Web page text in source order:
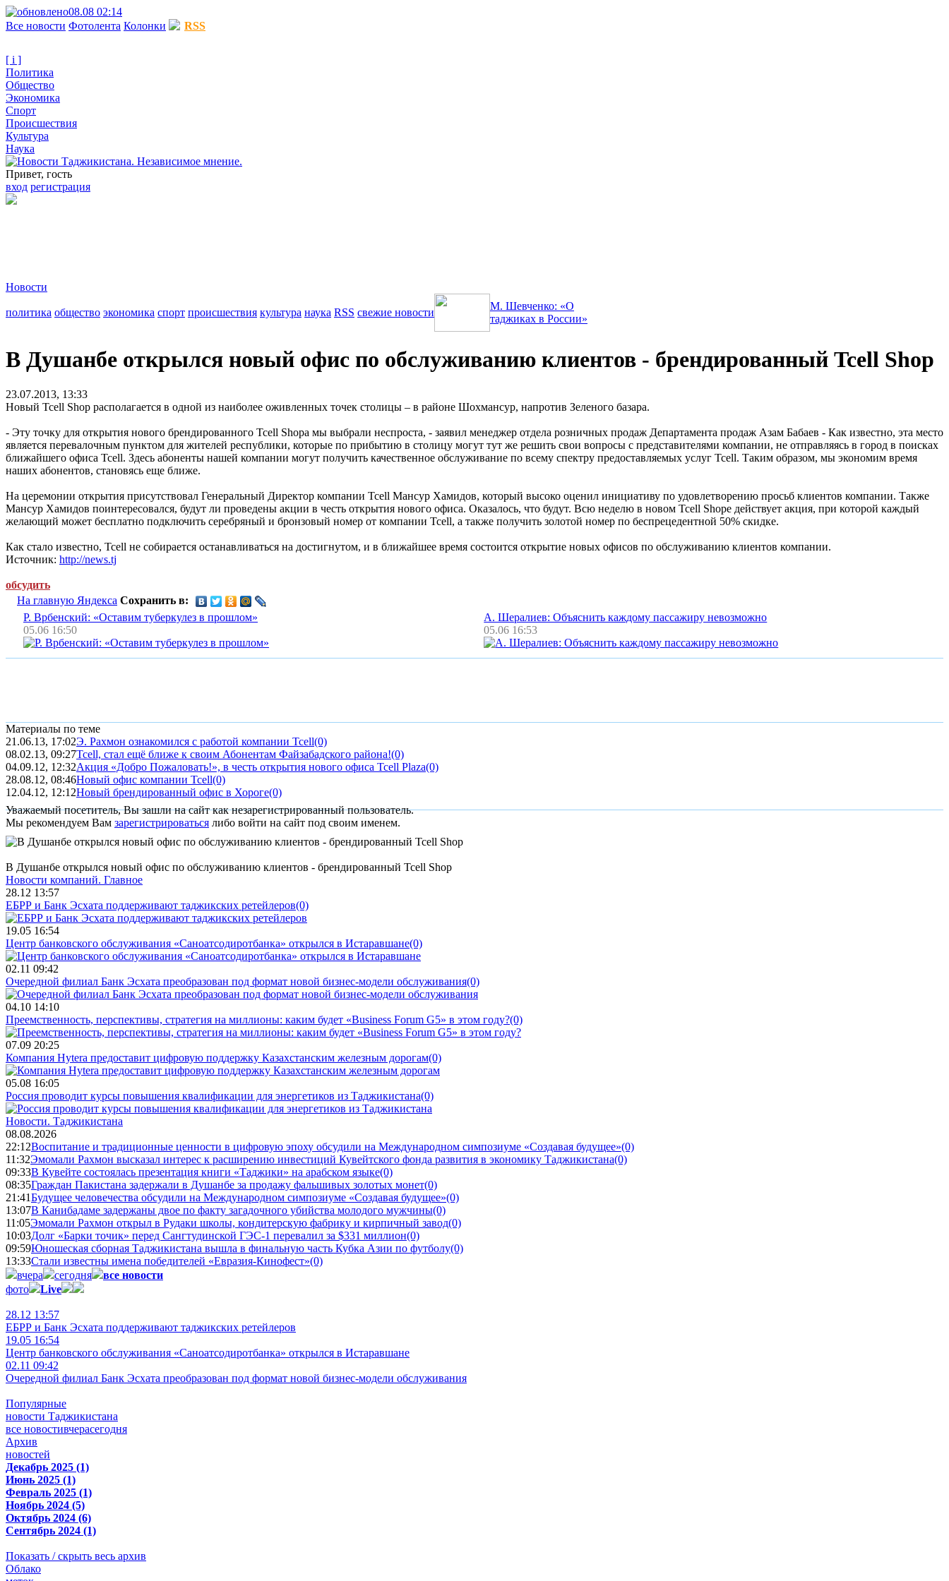
08.08 02:14
Все новости Фотолента Колонки RSS
[ i ]
Политика
Общество
Экономика
Спорт
Происшествия
Культура
Наука
Привет, гость
вход регистрация
Новости
политика общество экономика спорт происшествия культура наука RSS свежие новости
М. Шевченко: «О
таджиках в России»
В Душанбе открылся новый офис по обслуживанию клиентов - брендированный Tcell Shop
23.07.2013, 13:33
Новый Tcell Shop располагается в одной из наиболее оживленных точек столицы – в районе Шохмансур, напротив Зеленого базара.
- Эту точку для открытия нового брендированного Tcell Shopа мы выбрали неспроста, - заявил менеджер отдела розничных продаж Департамента продаж Азам Бабаев - Как известно, эта место
является перевалочным пунктом для жителей республики, которые по прибытию в столицу могут тут же решить свои вопросы с представителями компании, не отправляясь в город в поисках
ближайшего офиса Tcell. Здесь абоненты нашей компании могут получить качественное обслуживание по всему спектру предоставляемых услуг Tcell. Таким образом, мы экономим время
наших абонентов, становясь еще ближе.
На церемонии открытия присутствовал Генеральный Директор компании Tcell Мансур Хамидов, который высоко оценил инициативу по удовлетворению просьб клиентов компании. Также
Мансур Хамидов поинтересовался, будут ли проведены акции в честь открытия нового офиса. Оказалось, что будут. Всю неделю в новом Tcell Shope действует акция, при которой каждый
желающий может бесплатно подключить серебряный и бронзовый номер от компании Tcell, а также получить золотой номер по беспрецедентной 50% скидке.
Как стало известно, Tcell не собирается останавливаться на достигнутом, и в ближайшее время состоится открытие новых офисов по обслуживанию клиентов компании.
Источник: http://news.tj
обсудить
На главную Яндекса Сохранить в:
Р. Врбенский: «Оставим туберкулез в прошлом»
05.06 16:50
А. Шералиев: Объяснить каждому пассажиру невозможно
05.06 16:53
Материалы по теме
21.06.13, 17:02Э. Рахмон ознакомился с работой компании Tcell(0)
08.02.13, 09:27Tcell, стал ещё ближе к своим Абонентам Файзабадского района!(0)
04.09.12, 12:32Акция «Добро Пожаловать!», в честь открытия нового офиса Tcell Plaza(0)
28.08.12, 08:46Новый офис компании Tcell(0)
12.04.12, 12:12Новый брендированный офис в Хороге(0)
Уважаемый посетитель, Вы зашли на сайт как незарегистрированный пользователь.
Мы рекомендуем Вам зарегистрироваться либо войти на сайт под своим именем.
В Душанбе открылся новый офис по обслуживанию клиентов - брендированный Tcell Shop
Новости компаний. Главное
28.12 13:57
ЕБРР и Банк Эсхата поддерживают таджикских ретейлеров(0)
19.05 16:54
Центр банковского обслуживания «Саноатсодиротбанка» открылся в Истаравшане(0)
02.11 09:42
Очередной филиал Банк Эсхата преобразован под формат новой бизнес-модели обслуживания(0)
04.10 14:10
Преемственность, перспективы, стратегия на миллионы: каким будет «Business Forum G5» в этом году?(0)
07.09 20:25
Компания Hytera предоставит цифровую поддержку Казахстанским железным дорогам(0)
05.08 16:05
Россия проводит курсы повышения квалификации для энергетиков из Таджикистана(0)
Новости. Таджикистана
08.08.2026
22:12Воспитание и традиционные ценности в цифровую эпоху обсудили на Международном симпозиуме «Создавая будущее»(0)
11:32Эмомали Рахмон высказал интерес к расширению инвестиций Кувейтского фонда развития в экономику Таджикистана(0)
09:33В Кувейте состоялась презентация книги «Таджики» на арабском языке(0)
08:35Граждан Пакистана задержали в Душанбе за продажу фальшивых золотых монет(0)
21:41Будущее человечества обсудили на Международном симпозиуме «Создавая будущее»(0)
13:07В Канибадаме задержаны двое по факту загадочного убийства молодого мужчины(0)
11:05Эмомали Рахмон открыл в Рудаки школы, кондитерскую фабрику и кирпичный завод(0)
10:03Долг «Барки точик» перед Сангтудинской ГЭС-1 перевалил за $331 миллион(0)
09:59Юношеская сборная Таджикистана вышла в финальную часть Кубка Азии по футболу(0)
13:33Стали известны имена победителей «Евразия-Кинофест»(0)
вчера
сегодня
все новости
фото
Live
28.12 13:57
ЕБРР и Банк Эсхата поддерживают таджикских ретейлеров
19.05 16:54
Центр банковского обслуживания «Саноатсодиротбанка» открылся в Истаравшане
02.11 09:42
Очередной филиал Банк Эсхата преобразован под формат новой бизнес-модели обслуживания
Популярные
новости Таджикистана
все новостивчерасегодня
Архив
новостей
Декабрь 2025 (1)
Июнь 2025 (1)
Февраль 2025 (1)
Ноябрь 2024 (5)
Октябрь 2024 (6)
Сентябрь 2024 (1)
Показать / скрыть весь архив
Облако